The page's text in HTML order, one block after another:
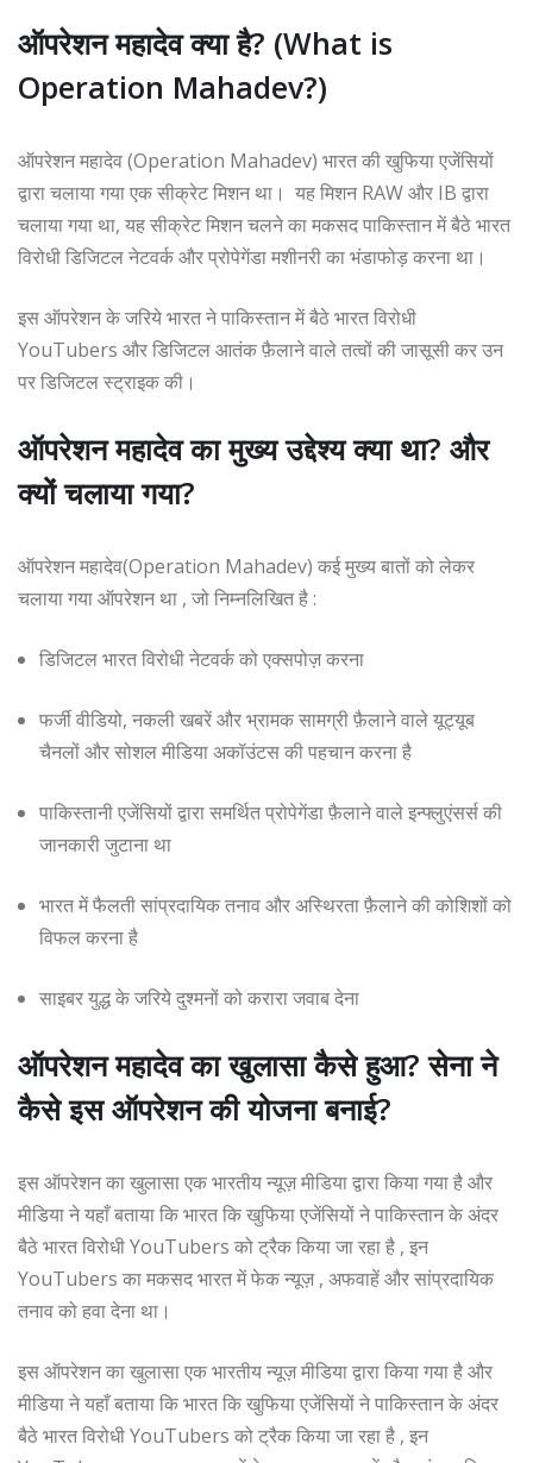
ऑपरेशन महादेव क्या है? (What is
Operation Mahadev?)
ऑपरेशन महादेव (Operation Mahadev) भारत की खुफिया एजेंसियों
द्वारा चलाया गया एक सीक्रेट मिशन था। यह मिशन RAW और IB द्वारा
चलाया गया था, यह सीक्रेट मिशन चलने का मकसद पाकिस्तान में बैठे भारत
विरोधी डिजिटल नेटवर्क और प्रोपेगेंडा मशीनरी का भंडाफोड़ करना था।
इस ऑपरेशन के जरिये भारत ने पाकिस्तान में बैठे भारत विरोधी
YouTubers और डिजिटल आतंक फ़ैलाने वाले तत्वों की जासूसी कर उन
पर डिजिटल स्ट्राइक की।
ऑपरेशन महादेव का मुख्य उद्देश्य क्या था? और
क्यों चलाया गया?
ऑपरेशन महादेव(Operation Mahadev) कई मुख्य बातों को लेकर
चलाया गया ऑपरेशन था , जो निम्नलिखित है :
डिजिटल भारत विरोधी नेटवर्क को एक्सपोज़ करना
फर्जी वीडियो, नकली खबरें और भ्रामक सामग्री फ़ैलाने वाले यूट्यूब
चैनलों और सोशल मीडिया अकॉउंटस की पहचान करना है
पाकिस्तानी एजेंसियों द्वारा समर्थित प्रोपेगेंडा फ़ैलाने वाले इन्फ्लुएंसर्स की
जानकारी जुटाना था
भारत में फैलती सांप्रदायिक तनाव और अस्थिरता फ़ैलाने की कोशिशों को
विफल करना है
साइबर युद्ध के जरिये दुश्मनों को करारा जवाब देना
ऑपरेशन महादेव का खुलासा कैसे हुआ? सेना ने
कैसे इस ऑपरेशन की योजना बनाई?
इस ऑपरेशन का खुलासा एक भारतीय न्यूज़ मीडिया द्वारा किया गया है और
मीडिया ने यहाँ बताया कि भारत कि खुफिया एजेंसियों ने पाकिस्तान के अंदर
बैठे भारत विरोधी YouTubers को ट्रैक किया जा रहा है , इन
YouTubers का मकसद भारत में फेक न्यूज़ , अफवाहें और सांप्रदायिक
तनाव को हवा देना था।
इस ऑपरेशन का खुलासा एक भारतीय न्यूज़ मीडिया द्वारा किया गया है और
मीडिया ने यहाँ बताया कि भारत कि खुफिया एजेंसियों ने पाकिस्तान के अंदर
बैठे भारत विरोधी YouTubers को ट्रैक किया जा रहा है , इन